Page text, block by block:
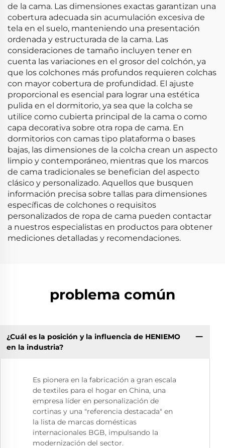
de la cama. Las dimensiones exactas garantizan una
cobertura adecuada sin acumulación excesiva de
tela en el suelo, manteniendo una presentación
ordenada y estructurada de la cama. Las
consideraciones de tamaño incluyen tener en
cuenta las variaciones en el grosor del colchón, ya
que los colchones más profundos requieren colchas
con mayor cobertura de profundidad. El ajuste
proporcional es esencial para lograr una estética
pulida en el dormitorio, ya sea que la colcha se
utilice como cubierta principal de la cama o como
capa decorativa sobre otra ropa de cama. En
dormitorios con camas tipo plataforma o bases
bajas, las dimensiones de la colcha crean un aspecto
limpio y contemporáneo, mientras que los marcos
de cama tradicionales se benefician del aspecto
clásico y personalizado. Aquellos que busquen
información precisa sobre tallas para dimensiones
específicas de colchones o requisitos
personalizados de ropa de cama pueden contactar
a nuestros especialistas en productos para obtener
mediciones detalladas y recomendaciones.
problema común
¿Cuál es la posición y la influencia de HENIEMO
en la industria?
Es pionera en la fabricación a gran escala
de textiles para el hogar en China, una
empresa líder en personalización de
cortinas y una "referencia destacada" en
la lista de marcas domésticas
internacionales BGB, impulsando la
modernización del sector.